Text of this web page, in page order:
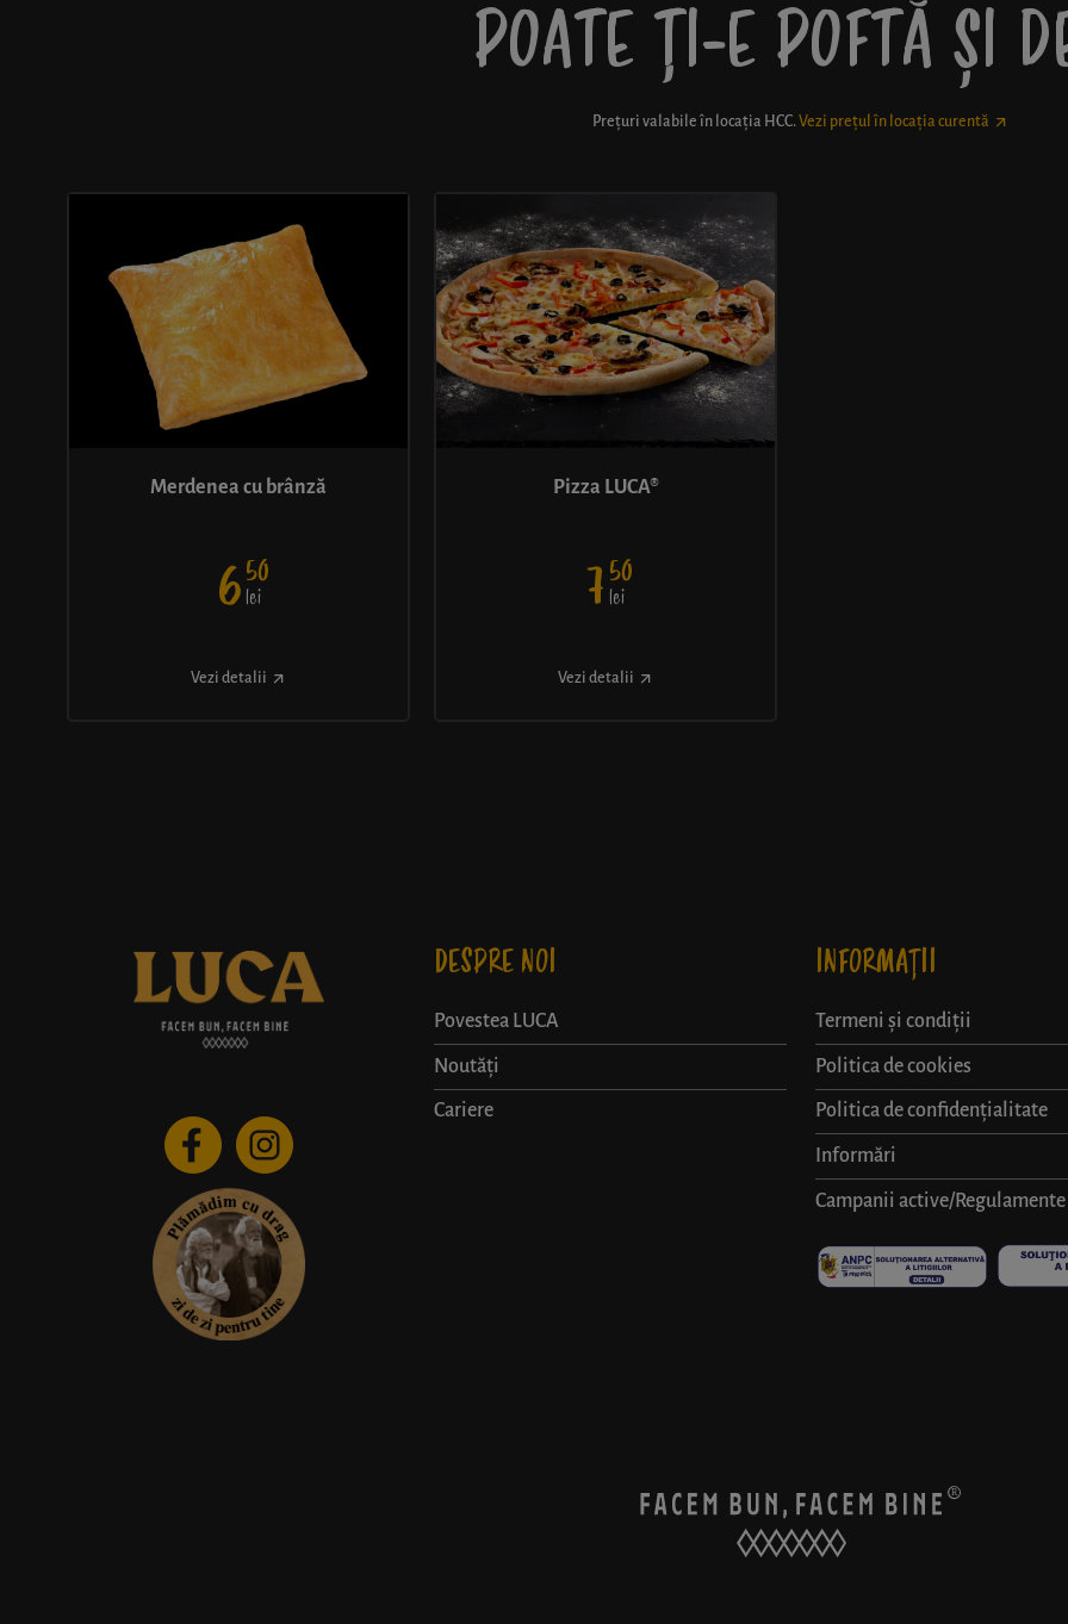
POATE ȚI-E POFTĂ ȘI
Prețuri valabile în locația HCC. Vezi prețul în locația curentă
Merdenea cu brânză
650
lei
Vezi detalii
Pizza LUCA®
750
lei
Vezi detalii
DESPRE NOI
Povestea LUCA
Noutăți
Cariere
INFORMAȚII
Termeni și condiții
Politica de cookies
Politica de confidențialitate
Informări
Campanii active/Regulamente